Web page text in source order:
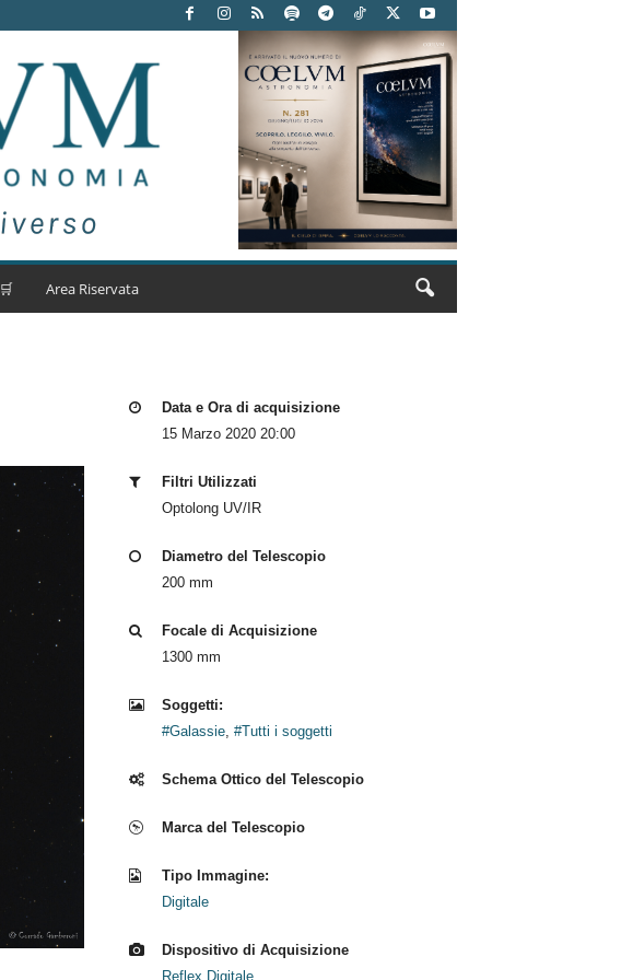
🛒 Area Riservata
Data e Ora di acquisizione
15 Marzo 2020 20:00
Filtri Utilizzati
Optolong UV/IR
Diametro del Telescopio
200 mm
Focale di Acquisizione
1300 mm
Soggetti:
#Galassie, #Tutti i soggetti
Schema Ottico del Telescopio
Marca del Telescopio
Tipo Immagine:
Digitale
Dispositivo di Acquisizione
Reflex Digitale